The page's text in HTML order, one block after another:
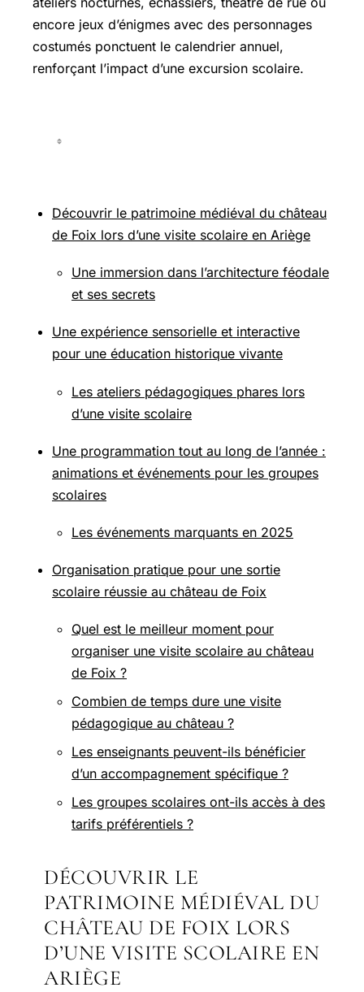
encore jeux d’énigmes avec des personnages
costumés ponctuent le calendrier annuel,
renforçant l’impact d’une excursion scolaire.
Découvrir le patrimoine médiéval du château
de Foix lors d’une visite scolaire en Ariège
Une immersion dans l’architecture féodale
et ses secrets
Une expérience sensorielle et interactive
pour une éducation historique vivante
Les ateliers pédagogiques phares lors
d’une visite scolaire
Une programmation tout au long de l’année :
animations et événements pour les groupes
scolaires
Les événements marquants en 2025
Organisation pratique pour une sortie
scolaire réussie au château de Foix
Quel est le meilleur moment pour
organiser une visite scolaire au château
de Foix ?
Combien de temps dure une visite
pédagogique au château ?
Les enseignants peuvent-ils bénéficier
d’un accompagnement spécifique ?
Les groupes scolaires ont-ils accès à des
tarifs préférentiels ?
DÉCOUVRIR LE
PATRIMOINE MÉDIÉVAL DU
CHÂTEAU DE FOIX LORS
D’UNE VISITE SCOLAIRE EN
ARIÈGE